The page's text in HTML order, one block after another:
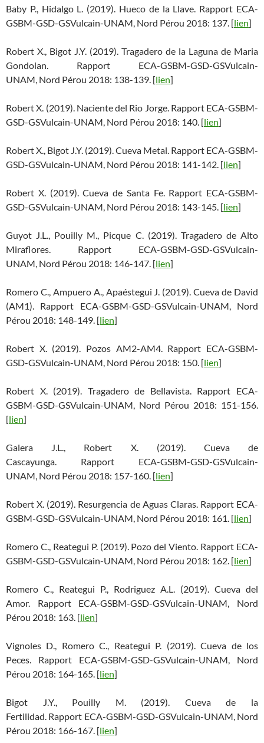
Baby P., Hidalgo L. (2019). Hueco de la Llave. Rapport ECA-
GSBM-GSD-GSVulcain-UNAM, Nord Pérou 2018: 137. [lien]
Robert X., Bigot J.Y. (2019). Tragadero de la Laguna de Maria
Gondolan. Rapport ECA-GSBM-GSD-GSVulcain-
UNAM, Nord Pérou 2018: 138-139. [lien]
Robert X. (2019). Naciente del Rio Jorge. Rapport ECA-GSBM-
GSD-GSVulcain-UNAM, Nord Pérou 2018: 140. [lien]
Robert X., Bigot J.Y. (2019). Cueva Metal. Rapport ECA-GSBM-
GSD-GSVulcain-UNAM, Nord Pérou 2018: 141-142. [lien]
Robert X. (2019). Cueva de Santa Fe. Rapport ECA-GSBM-
GSD-GSVulcain-UNAM, Nord Pérou 2018: 143-145. [lien]
Guyot J.L., Pouilly M., Picque C. (2019). Tragadero de Alto
Miraflores. Rapport ECA-GSBM-GSD-GSVulcain-
UNAM, Nord Pérou 2018: 146-147. [lien]
Romero C., Ampuero A., Apaéstegui J. (2019). Cueva de David
(AM1). Rapport ECA-GSBM-GSD-GSVulcain-UNAM, Nord
Pérou 2018: 148-149. [lien]
Robert X. (2019). Pozos AM2-AM4. Rapport ECA-GSBM-
GSD-GSVulcain-UNAM, Nord Pérou 2018: 150. [lien]
Robert X. (2019). Tragadero de Bellavista. Rapport ECA-
GSBM-GSD-GSVulcain-UNAM, Nord Pérou 2018: 151-156.
[lien]
Galera J.L., Robert X. (2019). Cueva de
Cascayunga. Rapport ECA-GSBM-GSD-GSVulcain-
UNAM, Nord Pérou 2018: 157-160. [lien]
Robert X. (2019). Resurgencia de Aguas Claras. Rapport ECA-
GSBM-GSD-GSVulcain-UNAM, Nord Pérou 2018: 161. [lien]
Romero C., Reategui P. (2019). Pozo del Viento. Rapport ECA-
GSBM-GSD-GSVulcain-UNAM, Nord Pérou 2018: 162. [lien]
Romero C., Reategui P., Rodriguez A.L. (2019). Cueva del
Amor. Rapport ECA-GSBM-GSD-GSVulcain-UNAM, Nord
Pérou 2018: 163. [lien]
Vignoles D., Romero C., Reategui P. (2019). Cueva de los
Peces. Rapport ECA-GSBM-GSD-GSVulcain-UNAM, Nord
Pérou 2018: 164-165. [lien]
Bigot J.Y., Pouilly M. (2019). Cueva de la
Fertilidad. Rapport ECA-GSBM-GSD-GSVulcain-UNAM, Nord
Pérou 2018: 166-167. [lien]